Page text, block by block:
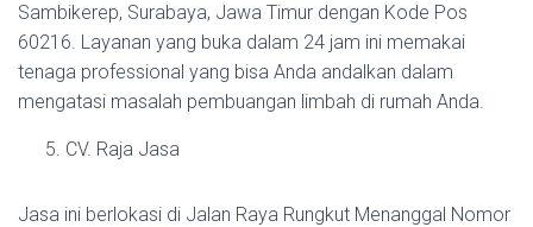
Sambikerep, Surabaya, Jawa Timur dengan Kode Pos
60216. Layanan yang buka dalam 24 jam ini memakai
tenaga professional yang bisa Anda andalkan dalam
mengatasi masalah pembuangan limbah di rumah Anda.
CV. Raja Jasa
Jasa ini berlokasi di Jalan Raya Rungkut Menanggal Nomor